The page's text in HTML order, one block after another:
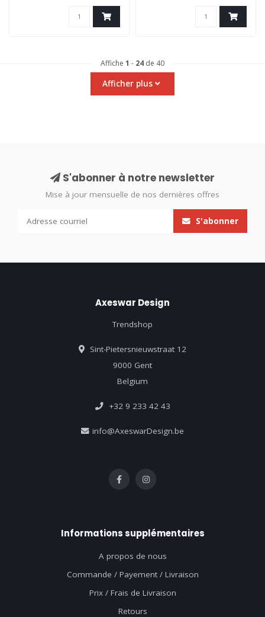
Affiche 1 - 24 de 40
Afficher plus
S'abonner à notre newsletter
Mise à jour mensuelle de nos dernières offres
S'abonner
Axeswar Design
Trendshop
Sint-Pietersnieuwstraat 12
9000 Gent
Belgium
+32 9 233 42 43
info@AxeswarDesign.be
Informations supplémentaires
A propos de nous
Commande / Payement / Livraison
Prix / Frais de Livraison
Retours